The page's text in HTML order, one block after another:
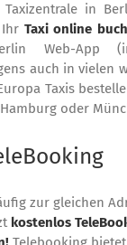
in
Taxi online
Web-App
auch in vielen
Taxis
oder
zur gleichen
kostenlos